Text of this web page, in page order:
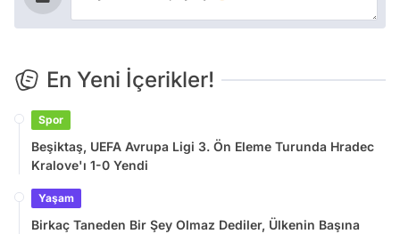
En Yeni İçerikler!
Spor
Beşiktaş, UEFA Avrupa Ligi 3. Ön Eleme Turunda Hradec
Kralove'ı 1-0 Yendi
Yaşam
Birkaç Taneden Bir Şey Olmaz Dediler, Ülkenin Başına